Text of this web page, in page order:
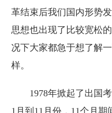
革结束后我们国内形势
思想也出现了比较宽松
况下大家都急于想了解
样。
1978年掀起了出国考
1月到11月份，11个月